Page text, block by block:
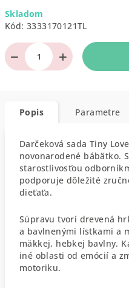
cena:
Skladom
Kód: 3333170121TL
+
−
Popis Parametre
Darčeková sada Tiny
novonarodené bábätko.
starostlivosťou
podporuje dôležité
dieťaťa.
Súpravu tvorí drevená
a bavlnenými lístkami a
mäkkej, hebkej bavlny.
iné oblasti od emócií a
motoriku.